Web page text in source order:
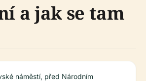
a jak se tam
náměstí, před Národním